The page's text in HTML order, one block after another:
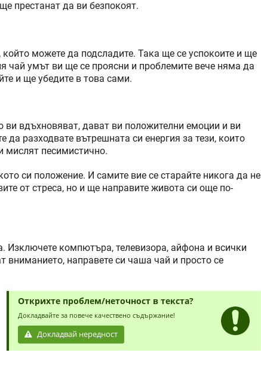
престанат да ви безпокоят.
който можете да подсладите. Така ще се успокоите и ще
чай умът ви ще се проясни и проблемите вече няма да
и ще убедите в това сами.
ви вдъхновяват, дават ви положителни емоции и ви
да разходвате вътрешната си енергия за тези, които
мислят песимистично.
си положение. И самите вие се старайте никога да не
от стреса, но и ще направите живота си още по-
Изключете компютъра, телевизора, айфона и всички
вниманието, направете си чаша чай и просто се
Открихте проблем/неточност в текста?
Докладвайте за повече качествено съдържание!
Докладвай нередност